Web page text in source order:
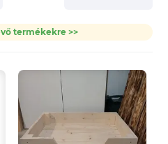
termékekre >>